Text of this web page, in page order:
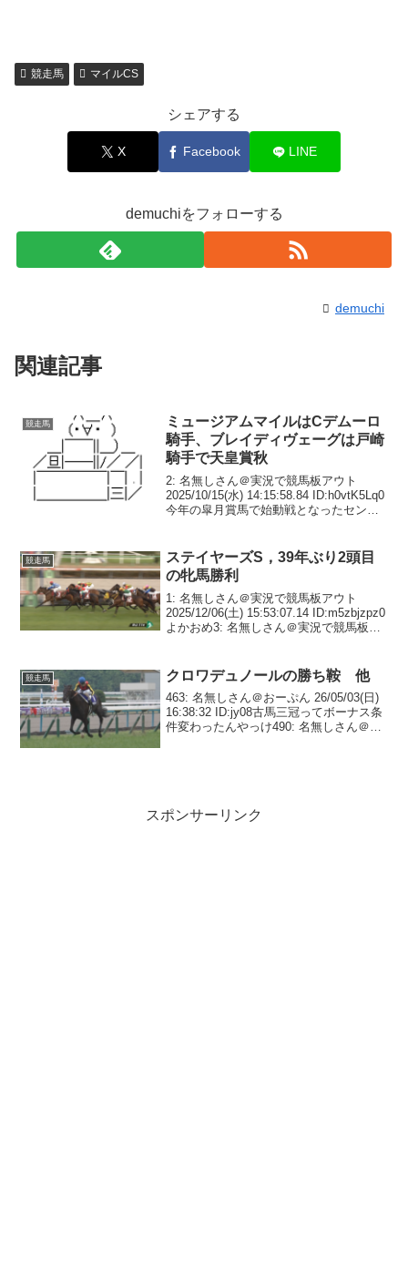
競走馬 マイルCS
シェアする
X Facebook LINE
demuchiをフォローする
demuchi
関連記事
競走馬
ミュージアムマイルはCデムーロ
騎手、ブレイディヴェーグは戸崎
騎手で天皇賞秋
2: 名無しさん＠実況で競馬板アウト
2025/10/15(水) 14:15:58.84 ID:h0vtK5Lq0
今年の皐月賞馬で始動戦となったセント
秋（１１月２日・東...
競走馬
ステイヤーズS，39年ぶり2頭目
の牝馬勝利
1: 名無しさん＠実況で競馬板アウト
2025/12/06(土) 15:53:07.14 ID:m5zbjzpz0
よかおめ3: 名無しさん＠実況で競馬板ア
競走馬 クロワデュノールの勝ち鞍 他
463: 名無しさん＠おーぷん 26/05/03(日)
16:38:32 ID:jy08古馬三冠ってボーナス条
件変わったんやっけ490: 名無しさん＠お
スポンサーリンク